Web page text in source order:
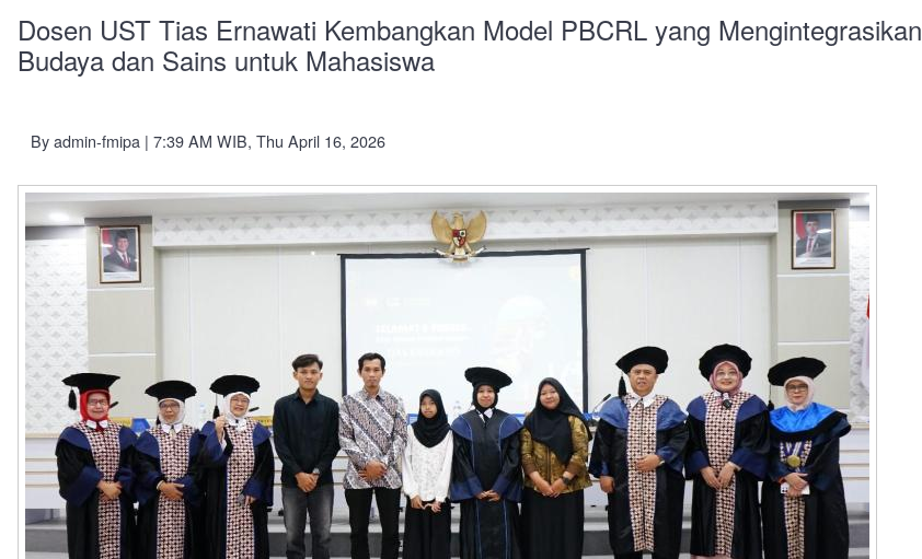
Dosen UST Tias Ernawati Kembangkan Model PBCRL yang Mengintegrasikan
Budaya dan Sains untuk Mahasiswa
Byadmin-fmipa | 7:39 AM WIB, Thu April 16, 2026